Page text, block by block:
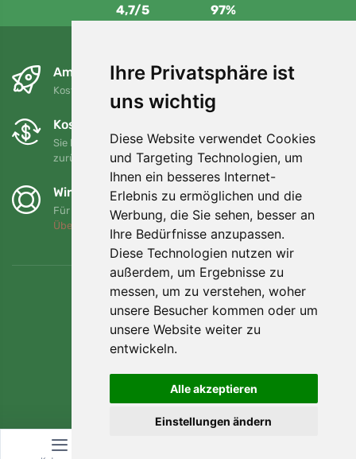
Ihre Privatsphäre ist
uns wichtig
Diese Website verwendet Cookies
und Targeting Technologien, um
Ihnen ein besseres Internet-
Erlebnis zu ermöglichen und die
Werbung, die Sie sehen, besser an
Ihre Bedürfnisse anzupassen.
Diese Technologien nutzen wir
außerdem, um Ergebnisse zu
messen, um zu verstehen, woher
unsere Besucher kommen oder um
unsere Website weiter zu
entwickeln.
Alle akzeptieren
Einstellungen ändern
4,7/5 97%
Am nächsten Tag und kostenlos
Kostenloser Versand für Bestellungen über 80 EUR
Kostenloser Umtausch und Rückgabe
Sie können Ihre Bestellung jederzeit innerhalb von 90 Tagen
zurückgeben oder umtauschen.
Wir unterstützen Trees.org
Für jede Bestellung pflanzen wir einen Baum! Mehr lesen
Über uns